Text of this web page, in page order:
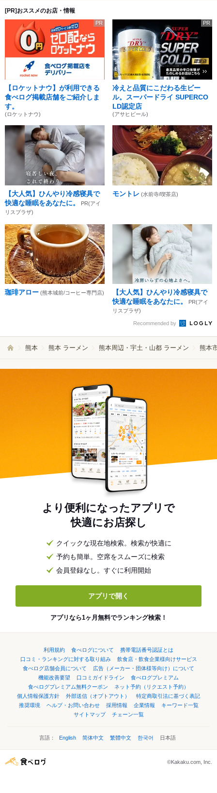
[PR]おススメのお店・情報
PR
【ロケットナウ】が利用できる
食べログ掲載店舗をご紹介しま
す。
(ロケットナウ)
PR
冷えと品質にこだわる生ビー
ル。スーパードライ SUPERCO
LD認定店
(アサヒビール)
【大人気】ひんやり冷感寝具で
快適な睡眠をあなたに。
PR(アイ
リスプラザ)
モントレ (水前寺/喫茶店)
珈琲アロー (熊本城前/コーヒー専門店)
【大人気】ひんやり冷感寝具で
快適な睡眠をあなたに。
PR(アイ
リスプラザ)
Recommended by
熊本 熊本 ラーメン 熊本周辺・宇土・山都 ラーメン 熊本
より便利になったアプリで
快適にお店探し
クイックな現在地検索。検索が快適に
予約も簡単。空席をスムーズに検索
会員登録なし。すぐに利用開始
アプリで開く
アプリなら1ヶ月無料でランキング検索！
利用規約 食べログについて
携帯電話番号認証とは
口コミ・ランキングに対する取り組み
飲食店・飲食企業様向けサービス
食べログ店舗会員について
広告（メーカー・団体様等向け）について
機能改善要望
口コミガイドライン
食べログプレミアム
食べログプレミアム無料クーポン
ネット予約（リクエスト予約）
個人情報保護方針
外部送信（オプトアウト）
特定商取引法に基づく表記
推奨環境
ヘルプ・お問い合わせ 採用情報 企業情報
キーワード一覧
サイトマップ
チェーン一覧
言語： English 简体中文 繁體中文 한국어 日本語
©Kakaku.com, Inc.